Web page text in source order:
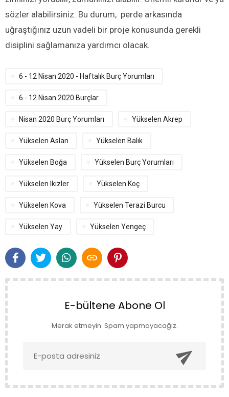

sözler alabilirsiniz. Bu durum, perde arkasında
uğraştığınız uzun vadeli bir proje konusunda gerekli
disiplini sağlamanıza yardımcı olacak.
6 - 12 Nisan 2020 - Haftalık Burç Yorumları
6 - 12 Nisan 2020 Burçlar
Nisan 2020 Burç Yorumları Yükselen Akrep
Yükselen Aslan Yükselen Balık
Yükselen Boğa Yükselen Burç Yorumları
Yükselen Ikizler Yükselen Koç
Yükselen Kova Yükselen Terazi Burcu
Yükselen Yay Yükselen Yengeç
E-bültene Abone Ol
Merak etmeyin. Spam yapmayacağız.
